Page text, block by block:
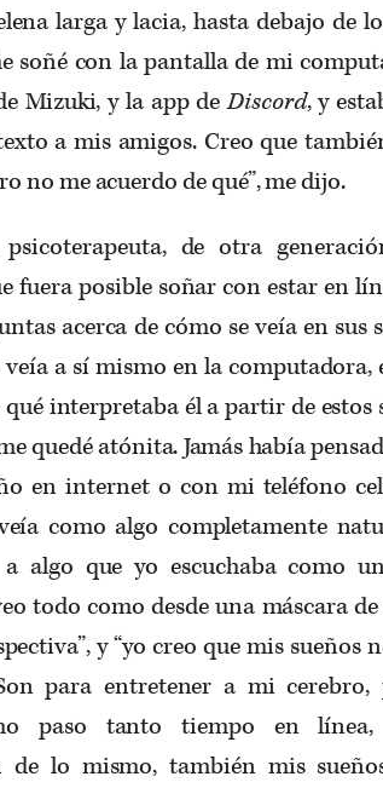
larga y lacia, hasta debajo de
soñé con la pantalla de mi
Mizuki, y la app deDiscord, y
a mis amigos. Creo que
no me acuerdo de qué”, me dijo.
de otra
fuera posible soñar con estar en
acerca de cómo se veía en sus
veía a sí mismo en la computadora,
interpretaba él a partir de estos
quedé atónita. Jamás había
en internet o con mi teléfono
como algo completamente
algo que yo escuchaba como
todo como desde una máscara
y “yo creo que mis
para entretener a mi
paso tanto tiempo en
de lo mismo, también mis